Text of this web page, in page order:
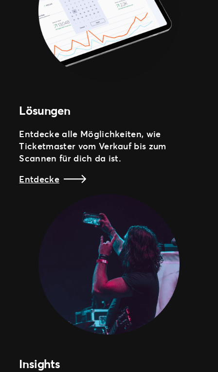
Lösungen
Entdecke alle Möglichkeiten, wie
Ticketmaster vom Verkauf bis zum
Scannen für dich da ist.
Entdecke
Insights